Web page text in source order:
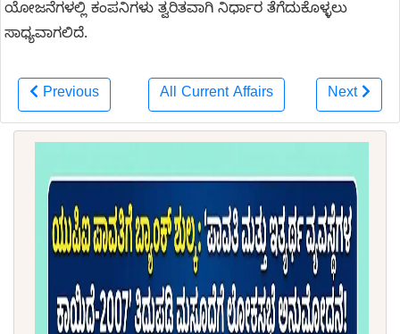
ಯೋಜನೆಗಳಲ್ಲಿ ಕಂಪನಿಗಳು ತ್ವರಿತವಾಗಿ ನಿರ್ಧಾರ ತೆಗೆದುಕೊಳ್ಳಲು
ಸಾಧ್ಯವಾಗಲಿದೆ.
Previous All Current Affairs Next